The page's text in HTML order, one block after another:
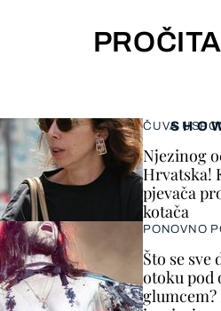
ČUVA
Njezinog
Hrvatska!
pjevača
kotača
PONOVNO
Što se sve
otoku pod